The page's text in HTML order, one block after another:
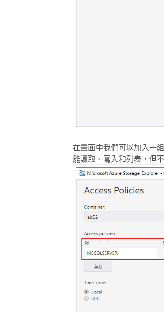
在畫面中我們可以加入一
能讀取、寫入和列表，但